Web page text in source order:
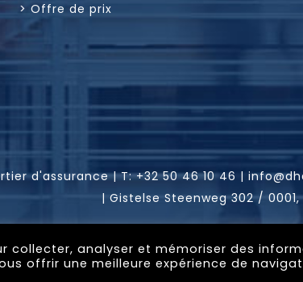
> Offre de prix
d'assurance |T:+32 50 46 10 46 |
| Gistelse Steenweg 302 /
Website by
collecter, analyser et mémoriser des
offrir une meilleure expérience de